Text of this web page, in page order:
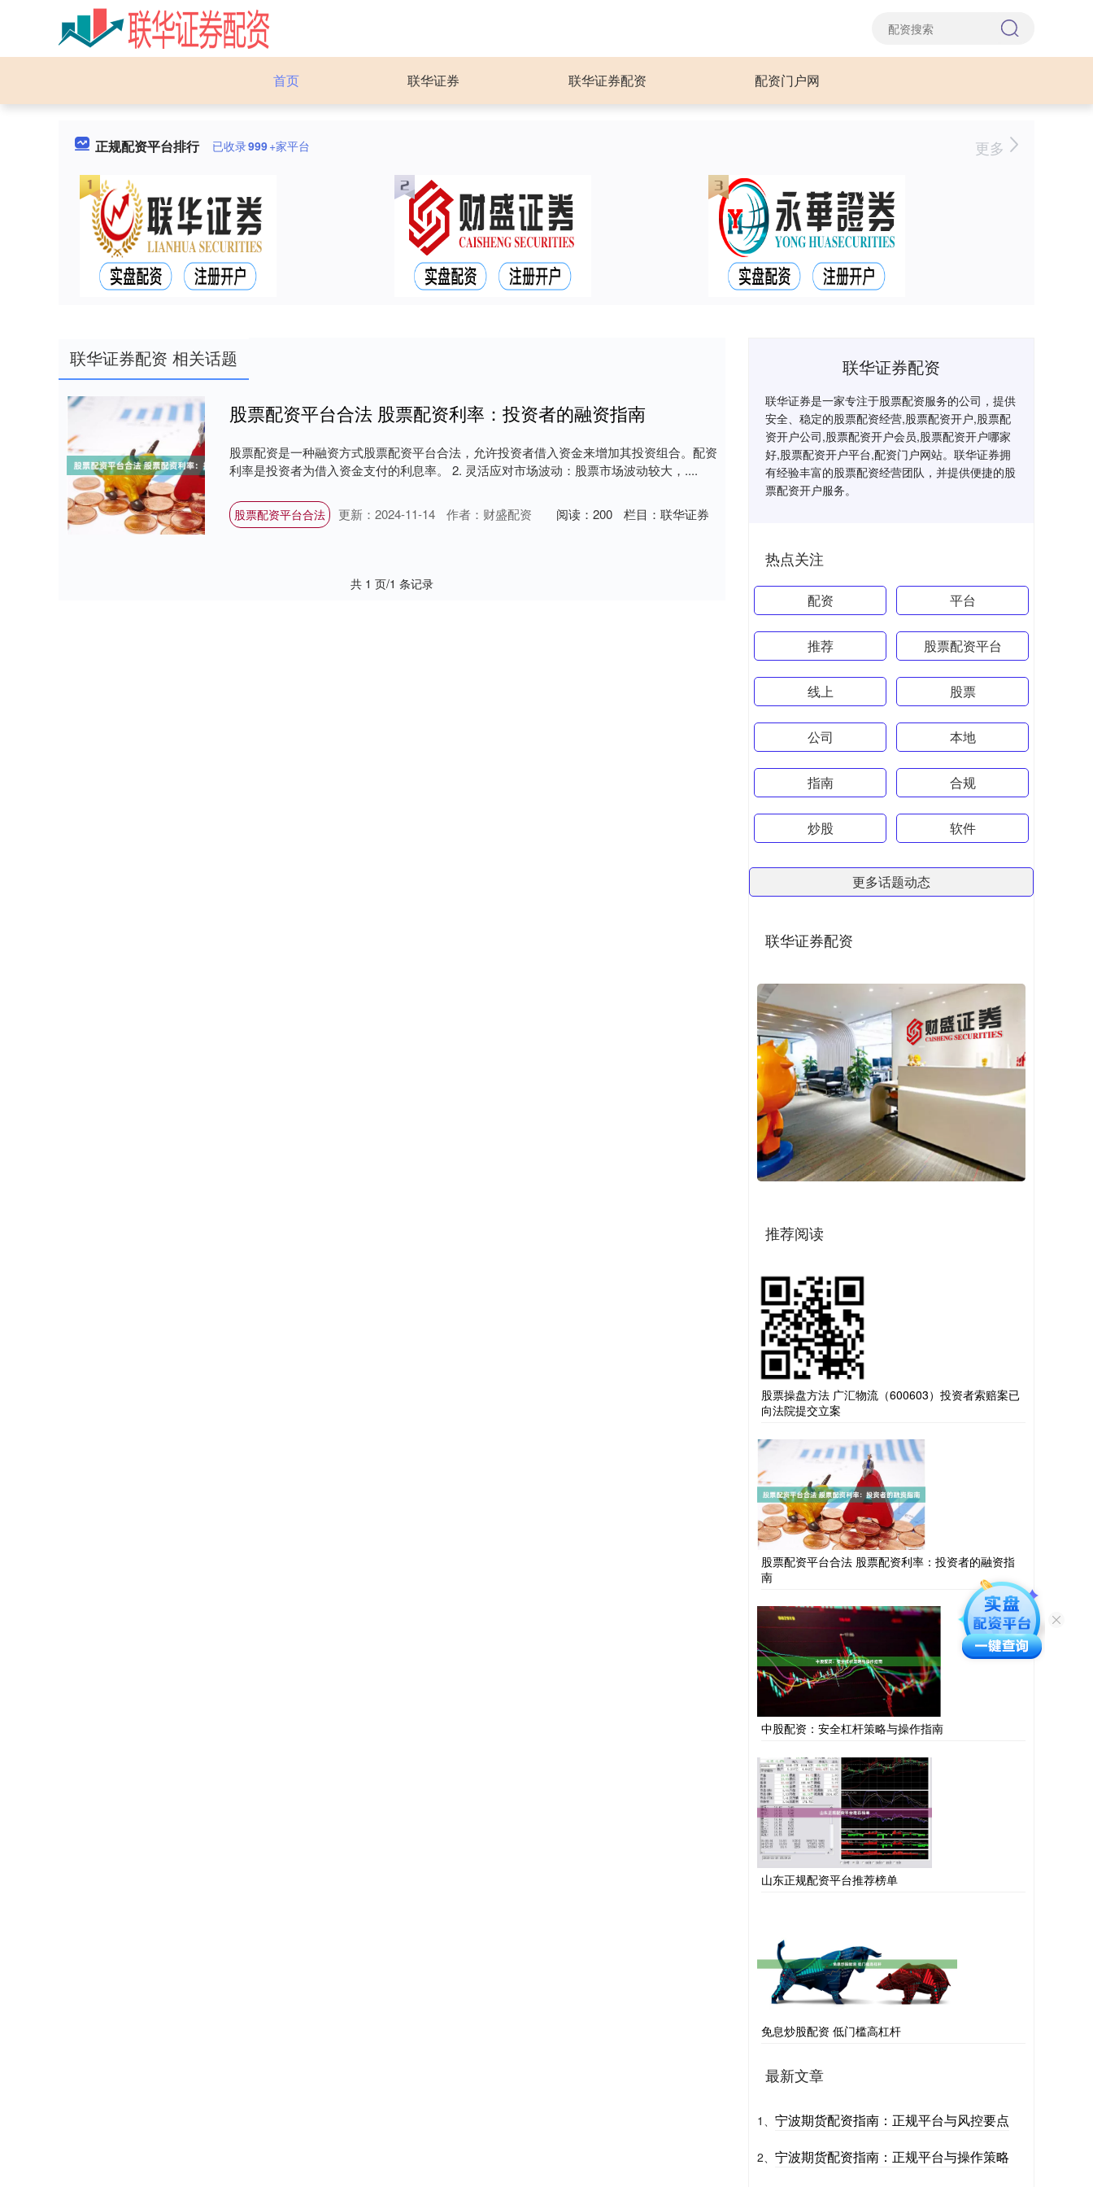
首页 联华证券 联华证券配资 配资门户网
正规配资平台排行 已收录999+家平台 更多
联华证券配资 相关话题
股票配资平台合法 股票配资利率：投资者的融资指南
股票配资是一种融资方式股票配资平台合法，允许投资者借入资金来增加其投资组合。配资
利率是投资者为借入资金支付的利息率。 2. 灵活应对市场波动：股票市场波动较大，....
股票配资平台合法 更新：2024-11-14 作者：财盛配资 阅读： 200 栏目： 联华证券
共 1 页/1 条记录
联华证券配资
联华证券是一家专注于股票配资服务的公司，提供
安全、稳定的股票配资经营,股票配资开户,股票配
资开户公司,股票配资开户会员,股票配资开户哪家
好,股票配资开户平台,配资门户网站。联华证券拥
有经验丰富的股票配资经营团队，并提供便捷的股
票配资开户服务。
热点关注
配资 平台
推荐 股票配资平台
线上 股票
公司 本地
指南 合规
炒股 软件
更多话题动态
联华证券配资
推荐阅读
股票操盘方法 广汇物流（600603）投资者索赔案已
向法院提交立案
股票配资平台合法 股票配资利率：投资者的融资指
南
中股配资：安全杠杆策略与操作指南
山东正规配资平台推荐榜单
免息炒股配资 低门槛高杠杆
最新文章
1、 宁波期货配资指南：正规平台与风控要点
2、 宁波期货配资指南：正规平台与操作策略